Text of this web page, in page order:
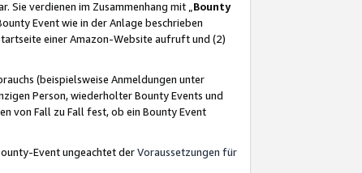
verdienen im Zusammenhang mit „ Bounty
Event wie in der Anlage beschrieben
einer Amazon-Website aufruft und (2)
(beispielsweise Anmeldungen unter
Person, wiederholter Bounty Events und
von Fall zu Fall fest, ob ein Bounty Event
Event ungeachtet derVoraussetzungen für